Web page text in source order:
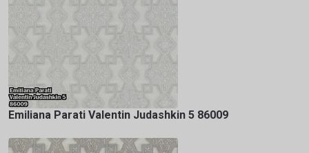
Emiliana Parati Valentin Judashkin 5 86009